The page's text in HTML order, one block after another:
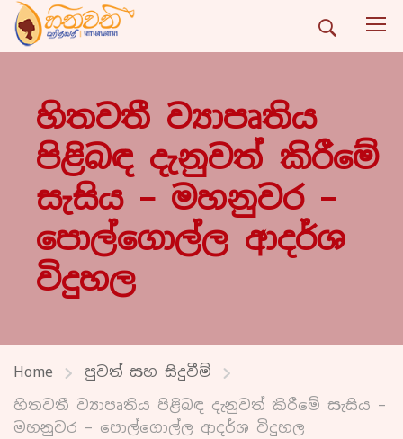
හිතවතී ව්‍යාපෘතිය
පිළිබඳ දැනුවත් කිරීමේ
සැසිය – මහනුවර –
පොල්ගොල්ල ආදර්ශ
විදුහල
Home
පුවත් සහ සිදුවීම්
හිතවතී ව්‍යාපෘතිය පිළිබඳ දැනුවත් කිරීමේ සැසිය –
මහනුවර – පොල්ගොල්ල ආදර්ශ විදුහල